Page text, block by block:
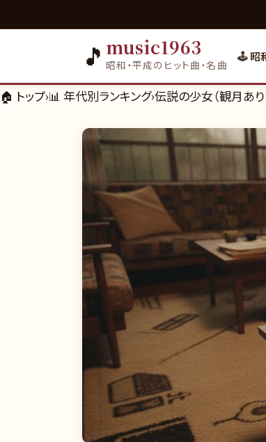
🎵 music1963
昭和・平成のヒット曲・名曲
🕹️ 昭
🏠 トップ›📊 年代別ランキング›伝説の少女（観月あ